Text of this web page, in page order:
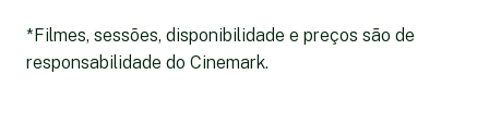
*Filmes, sessões, disponibilidade e preços são de
responsabilidade do Cinemark.